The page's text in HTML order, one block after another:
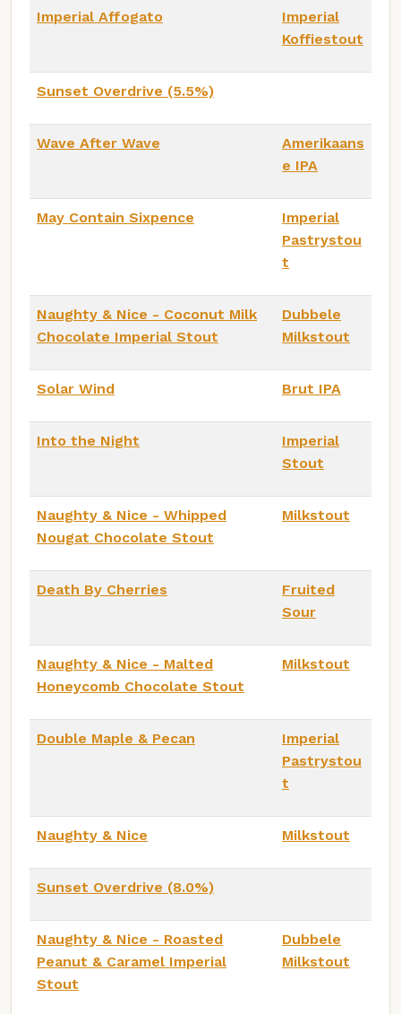
Imperial Affogato
Imperial
Koffiestout
Sunset Overdrive (5.5%)
Wave After Wave
Amerikaans
e IPA
May Contain Sixpence
Imperial
Pastrystou
t
Naughty & Nice - Coconut Milk
Chocolate Imperial Stout
Dubbele
Milkstout
Solar Wind Brut IPA
Into the Night
Imperial
Stout
Naughty & Nice - Whipped
Nougat Chocolate Stout
Milkstout
Death By Cherries
Fruited
Sour
Naughty & Nice - Malted
Honeycomb Chocolate Stout
Milkstout
Double Maple & Pecan
Imperial
Pastrystou
t
Naughty & Nice Milkstout
Sunset Overdrive (8.0%)
Naughty & Nice - Roasted
Peanut & Caramel Imperial
Stout
Dubbele
Milkstout